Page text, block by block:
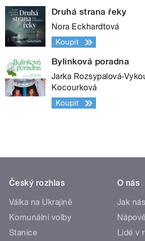
Druhá strana řeky
Nora Eckhardtová
Koupit
Bylinková poradna
Jarka Rozsypalová-
Kocourková
Koupit
Český rozhlas
Válka na Ukrajině
Komunální volby
Stanice
O nás
Jak
Lidé v